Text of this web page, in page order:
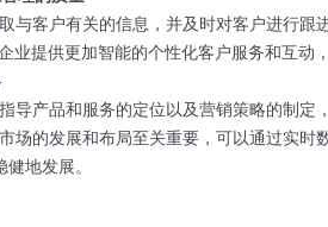
与客户有关的信息，并及时对客户进行
业提供更加智能的个性化客户服务和互动
导产品和服务的定位以及营销策略的制定
场的发展和布局至关重要，可以通过实
地发展。